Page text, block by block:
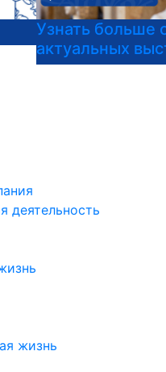
экспонатах и
деятельность
жизнь